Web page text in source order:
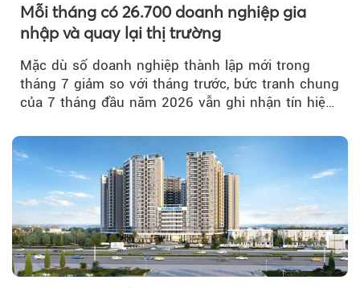
Mỗi tháng có 26.700 doanh nghiệp gia
nhập và quay lại thị trường
Mặc dù số doanh nghiệp thành lập mới trong
tháng 7 giảm so với tháng trước, bức tranh chung
của 7 tháng đầu năm 2026 vẫn ghi nhận tín hiệu